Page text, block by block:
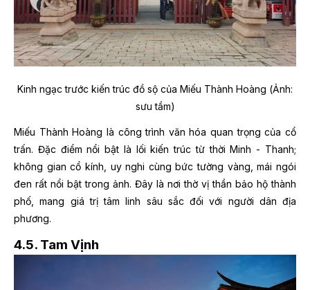
Kinh ngạc trước kiến trúc đồ sộ của Miếu Thành Hoàng (Ảnh:
sưu tầm)
Miếu Thành Hoàng là công trình văn hóa quan trọng của cổ
trấn. Đặc điểm nổi bật là lối kiến trúc từ thời Minh - Thanh;
không gian cổ kính, uy nghi cùng bức tường vàng, mái ngói
đen rất nổi bật trong ảnh. Đây là nơi thờ vị thần bảo hộ thành
phố, mang giá trị tâm linh sâu sắc đối với người dân địa
phương.
4.5. Tam Vịnh